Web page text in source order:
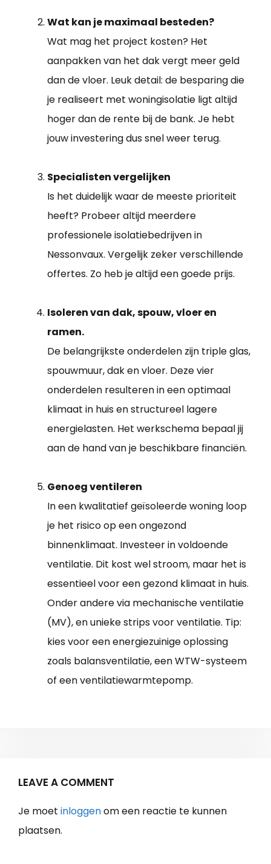
Wat kan je maximaal besteden?
Wat mag het project kosten? Het
aanpakken van het dak vergt meer geld
dan de vloer. Leuk detail: de besparing die
je realiseert met woningisolatie ligt altijd
hoger dan de rente bij de bank. Je hebt
jouw investering dus snel weer terug.
Specialisten vergelijken
Is het duidelijk waar de meeste prioriteit
heeft? Probeer altijd meerdere
professionele isolatiebedrijven in
Nessonvaux. Vergelijk zeker verschillende
offertes. Zo heb je altijd een goede prijs.
Isoleren van dak, spouw, vloer en
ramen.
De belangrijkste onderdelen zijn triple glas,
spouwmuur, dak en vloer. Deze vier
onderdelen resulteren in een optimaal
klimaat in huis en structureel lagere
energielasten. Het werkschema bepaal jij
aan de hand van je beschikbare financiën.
Genoeg ventileren
In een kwalitatief geïsoleerde woning loop
je het risico op een ongezond
binnenklimaat. Investeer in voldoende
ventilatie. Dit kost wel stroom, maar het is
essentieel voor een gezond klimaat in huis.
Onder andere via mechanische ventilatie
(MV), en unieke strips voor ventilatie. Tip:
kies voor een energiezuinige oplossing
zoals balansventilatie, een WTW-systeem
of een ventilatiewarmtepomp.
LEAVE A COMMENT
Je moet inloggenom een reactie te kunnen
plaatsen.